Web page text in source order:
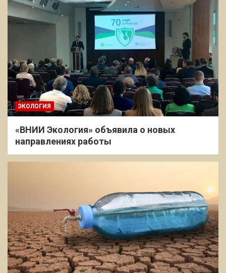
ЭКОЛОГИЯ
«ВНИИ Экология» объявила о новых
направлениях работы